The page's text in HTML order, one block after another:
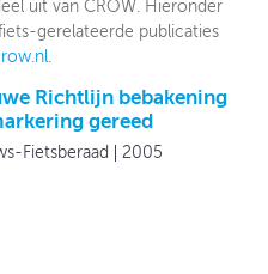
uit van CROW. Hieronder
gerelateerde publicaties
.
Richtlijn bebakening
gereed
Fietsberaad 2005